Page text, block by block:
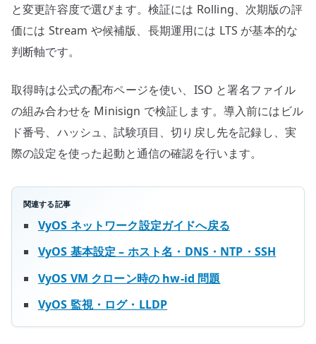
と変更許容度で選びます。検証には Rolling、次期版の評
価には Stream や候補版、長期運用には LTS が基本的な
判断軸です。
取得時は公式の配布ページを使い、ISO と署名ファイル
の組み合わせを Minisign で検証します。導入前にはビル
ド番号、ハッシュ、試験項目、切り戻し先を記録し、実
際の設定を使った起動と通信の確認を行います。
関連する記事
VyOS ネットワーク設定ガイドへ戻る
VyOS 基本設定 – ホスト名・DNS・NTP・SSH
VyOS VM クローン時の hw-id 問題
VyOS 監視・ログ・LLDP